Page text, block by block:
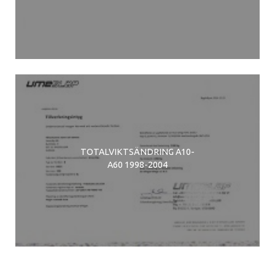
TOTALVIKTSÄNDRING A10-
A60 1998-2004